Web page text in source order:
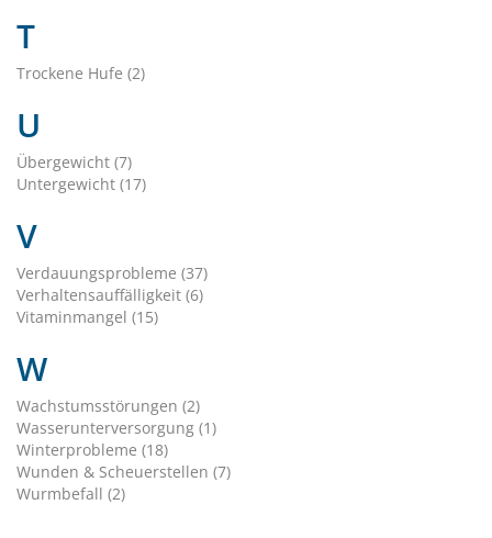
T
Trockene Hufe (2)
U
Übergewicht (7)
Untergewicht (17)
V
Verdauungsprobleme (37)
Verhaltensauffälligkeit (6)
Vitaminmangel (15)
W
Wachstumsstörungen (2)
Wasserunterversorgung (1)
Winterprobleme (18)
Wunden & Scheuerstellen (7)
Wurmbefall (2)